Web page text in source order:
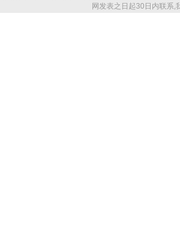
网发表之日起30日内联系,